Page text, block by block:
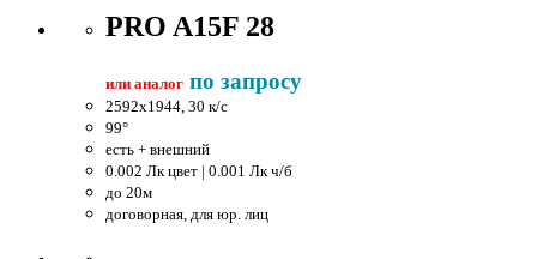
PRO A15F 28
или аналог по запросу
2592x1944, 30 к/c
99°
есть + внешний
0.002 Лк цвет | 0.001 Лк ч/б
до 20м
договорная, для юр. лиц